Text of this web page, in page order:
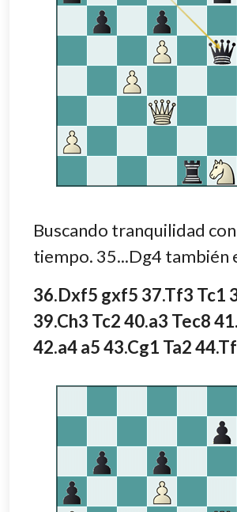
Buscando tranquilidad
tiempo. 35...Dg4 también
36.Dxf5 gxf5 37.Tf3 Tc1
39.Ch3 Tc2 40.a3 Tec8
42.a4 a5 43.Cg1 Ta2